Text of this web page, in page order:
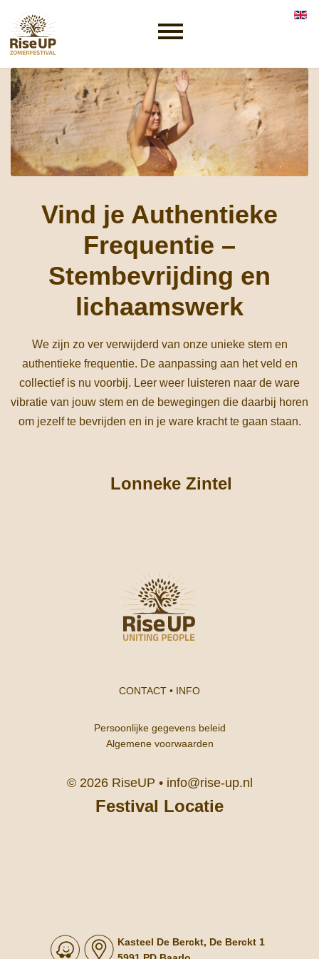
Vind je Authentieke
Frequentie –
Stembevrijding en
lichaamswerk
We zijn zo ver verwijderd van onze unieke stem en
authentieke frequentie. De aanpassing aan het veld en
collectief is nu voorbij. Leer weer luisteren naar de ware
vibratie van jouw stem en de bewegingen die daarbij horen
om jezelf te bevrijden en in je ware kracht te gaan staan.
Lonneke Zintel
CONTACT • INFO
Persoonlijke gegevens beleid
Algemene voorwaarden
© 2026 RiseUP • info@rise-up.nl
Festival Locatie
Kasteel De Berckt, De Berckt 1